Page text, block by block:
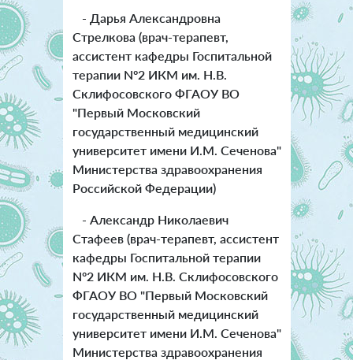
- Дарья Александровна
Стрелкова (врач-терапевт,
ассистент кафедры Госпитальной
терапии Nº2 ИКМ им. Н.В.
Склифосовского ФГАОУ ВО
"Первый Московский
государственный медицинский
университет имени И.М. Сеченова"
Министерства здравоохранения
Российской Федерации)
- Александр Николаевич
Стафеев (врач-терапевт, ассистент
кафедры Госпитальной терапии
Nº2 ИКМ им. Н.В. Склифосовского
ФГАОУ ВО "Первый Московский
государственный медицинский
университет имени И.М. Сеченова"
Министерства здравоохранения